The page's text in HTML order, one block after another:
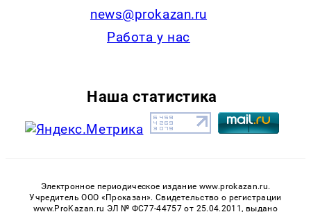
news@prokazan.ru
Работа у нас
Наша статистика
Электронное периодическое издание www.prokazan.ru.
Учредитель ООО «Проказан». Cвидетельство о регистрации
www.ProKazan.ru ЭЛ № ФС77-44757 от 25.04.2011, выдано